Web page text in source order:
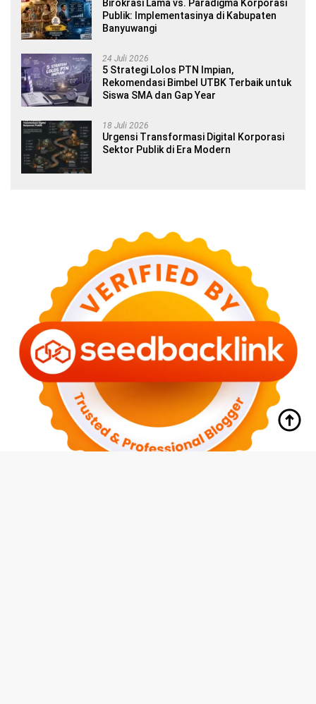
Birokrasi Lama vs. Paradigma Korporasi
Publik: Implementasinya di Kabupaten
Banyuwangi
24 Juli 2026
5 Strategi Lolos PTN Impian,
Rekomendasi Bimbel UTBK Terbaik untuk
Siswa SMA dan Gap Year
18 Juli 2026
Urgensi Transformasi Digital Korporasi
Sektor Publik di Era Modern